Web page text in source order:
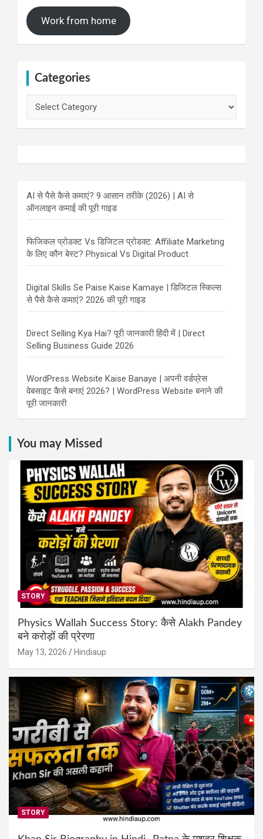
Work from home
Categories
AI से पैसे कैसे कमाएं? 9 आसान तरीके (2026) | AI से
ऑनलाइन कमाई की पूरी गाइड
फिजिकल प्रोडक्ट Vs डिजिटल प्रोडक्ट: Affiliate Marketing
के लिए कौन बेस्ट? Physical Vs Digital Product
Digital Skills Se Paise Kaise Kamaye | डिजिटल स्किल्स
से पैसे कैसे कमाएं? 2026 की पूरी गाइड
Direct Selling Kya Hai? पूरी जानकारी हिंदी में | Direct
Selling Business Guide 2026
WordPress Website Kaise Banaye | अपनी वर्डप्रेस
वेबसाइट कैसे बनाएं 2026? | WordPress Website बनाने की
पूरी जानकारी
You may Missed
STORY
Physics Wallah Success Story: कैसे Alakh Pandey
बने करोड़ों की प्रेरणा
May 13, 2026 Hindiaup
STORY